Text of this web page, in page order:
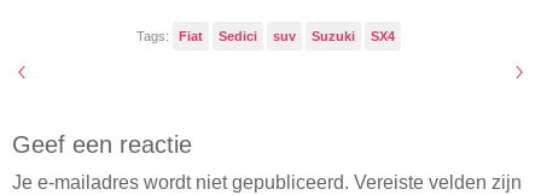
Tags: Fiat Sedici suv Suzuki SX4
Geef een reactie
Je e-mailadres wordt niet gepubliceerd. Vereiste velden zijn